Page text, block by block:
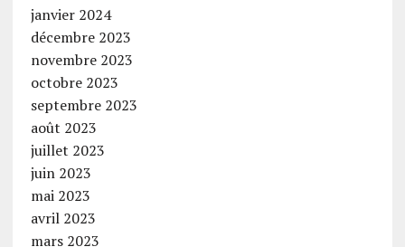
janvier 2024
décembre 2023
novembre 2023
octobre 2023
septembre 2023
août 2023
juillet 2023
juin 2023
mai 2023
avril 2023
mars 2023